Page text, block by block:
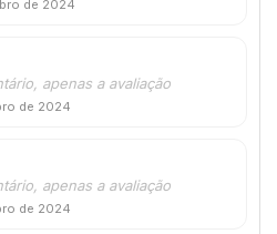
de 2024
apenas a avaliação
de 2024
apenas a avaliação
de 2024